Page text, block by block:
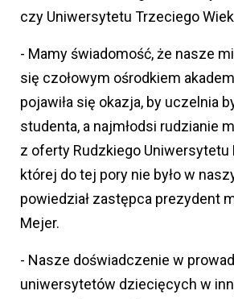
czy Uniwersytetu Trzeciego
- Mamy świadomość, że nasze
się czołowym ośrodkiem
pojawiła się okazja, by uczelnia
studenta, a najmłodsi rudzianie
z oferty Rudzkiego Uniwersytetu
której do tej pory nie było w
powiedział zastępca prezydent
Mejer.
- Nasze doświadczenie w
uniwersytetów dziecięcych w